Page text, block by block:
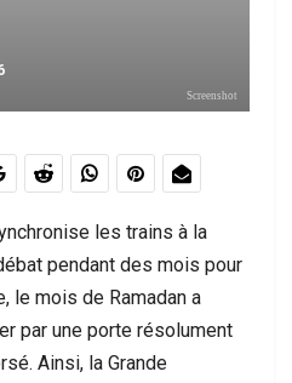
Screenshot
les trains à la
pendant des mois pour
le mois de Ramadan a
par une porte résolument
Ainsi, la Grande